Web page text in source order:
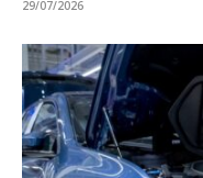
29/07/2026